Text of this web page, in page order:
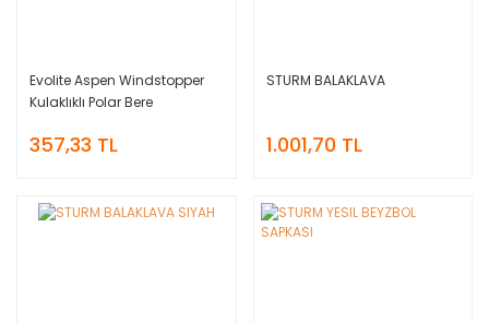
Evolite Aspen Windstopper
Kulaklıklı Polar Bere
357,33 TL
STURM BALAKLAVA
1.001,70 TL